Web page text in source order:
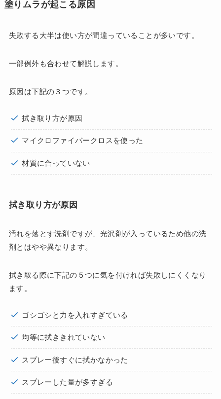
塗りムラが起こる原因
失敗する大半は使い方が間違っていることが多いです。
一部例外も合わせて解説します。
原因は下記の３つです。
拭き取り方が原因
マイクロファイバークロスを使った
材質に合っていない
拭き取り方が原因
汚れを落とす洗剤ですが、光沢剤が入っているため他の洗
剤とはやや異なります。
拭き取る際に下記の５つに気を付ければ失敗しにくくなり
ます。
ゴシゴシと力を入れすぎている
均等に拭ききれていない
スプレー後すぐに拭かなかった
スプレーした量が多すぎる